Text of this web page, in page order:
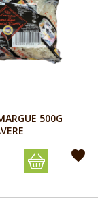
500G
favorite